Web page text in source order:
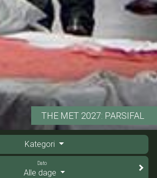
THE MET 2027: PARSIFAL
Kategori
Dato
Alle dage